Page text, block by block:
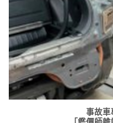
「鑑價師雜誌社」成車主
事故車